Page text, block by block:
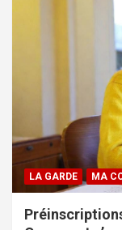
LA GARDE MA